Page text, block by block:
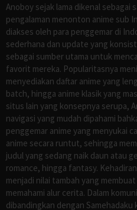
Anoboy sejak lama dikenal sebagai
pengalaman menonton anime sub
diakses oleh para penggemar di
sederhana dan update yang
sebagai sumber utama untuk
favorit mereka. Popularitasnya
menyediakan daftar anime yang
batch, hingga anime klasik yang
situs lain yang konsepnya serupa,
navigasi yang mudah dipahami
penggemar anime yang menyukai
anime secara runtut, sehingga
judul yang sedang naik daun atau
romance, hingga fantasy.
menjadi nilai tambah yang
memahami alur cerita. Dalam
dibandingkan dengan